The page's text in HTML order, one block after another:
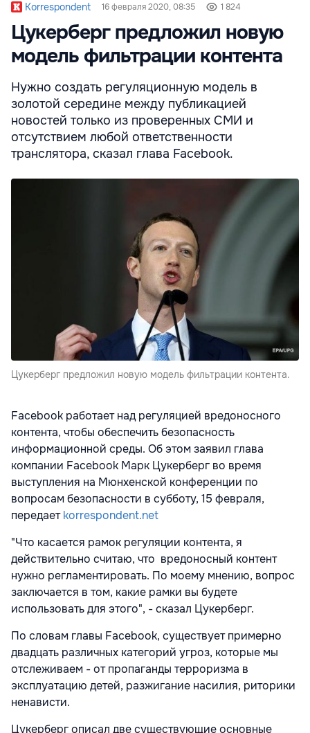
Korrespondent 16 февраля 2020, 08:35 1 824
Цукерберг предложил новую
модель фильтрации контента
Нужно создать регуляционную модель в
золотой середине между публикацией
новостей только из проверенных СМИ и
отсутствием любой ответственности
транслятора, сказал глава Facebook.
Цукерберг предложил новую модель фильтрации контента.
Facebook работает над регуляцией вредоносного
контента, чтобы обеспечить безопасность
информационной среды. Об этом заявил глава
компании Facebook Марк Цукерберг во время
выступления на Мюнхенской конференции по
вопросам безопасности в субботу, 15 февраля,
передаетkorrespondent.net
"Что касается рамок регуляции контента, я
действительно считаю, что вредоносный контент
нужно регламентировать. По моему мнению, вопрос
заключается в том, какие рамки вы будете
использовать для этого", - сказал Цукерберг.
По словам главы Facebook, существует примерно
двадцать различных категорий угроз, которые мы
отслеживаем - от пропаганды терроризма в
эксплуатацию детей, разжигание насилия, риторики
ненависти.
Цукерберг описал две существующие основные